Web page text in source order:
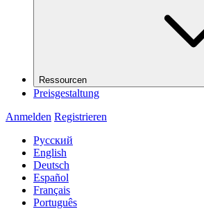
Ressourcen
Preisgestaltung
Anmelden Registrieren
Русский
English
Deutsch
Español
Français
Português